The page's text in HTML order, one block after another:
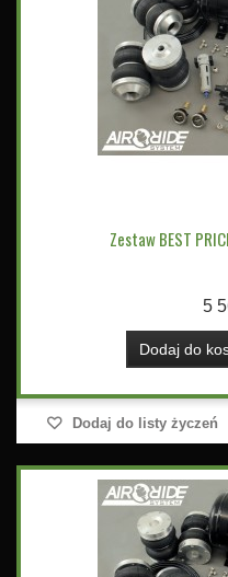
Zestaw BEST
5
Dodaj do
Dodaj do listy życzeń